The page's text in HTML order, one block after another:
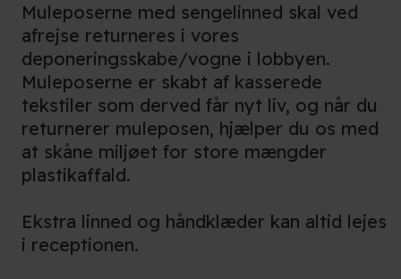
Muleposerne med sengelinned skal ved
afrejse returneres i vores
deponeringsskabe/vogne i lobbyen.
Muleposerne er skabt af kasserede
tekstiler som derved får nyt liv, og når du
returnerer muleposen, hjælper du os med
at skåne miljøet for store mængder
plastikaffald.
Ekstra linned og håndklæder kan altid lejes
i receptionen.